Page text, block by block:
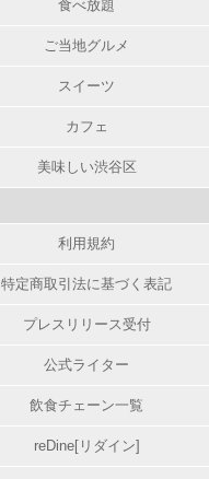
食べ放題
ご当地グルメ
スイーツ
カフェ
美味しい渋谷区
利用規約
特定商取引法に基づく表記
プレスリリース受付
公式ライター
飲食チェーン一覧
reDine[リダイン]